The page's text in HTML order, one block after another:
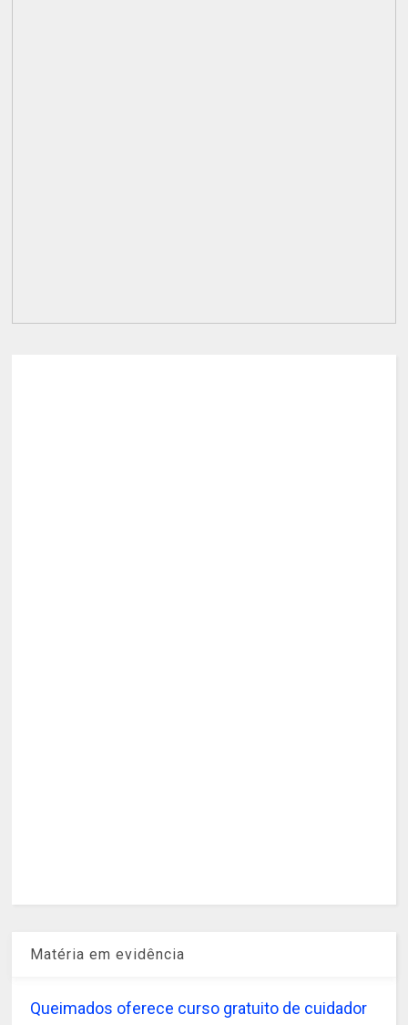
Matéria em evidência
Queimados oferece curso gratuito de cuidador